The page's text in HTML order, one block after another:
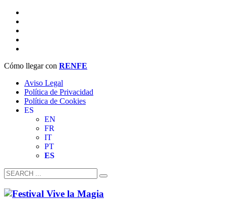
Cómo llegar con RENFE
Aviso Legal
Política de Privacidad
Política de Cookies
ES
EN
FR
IT
PT
ES